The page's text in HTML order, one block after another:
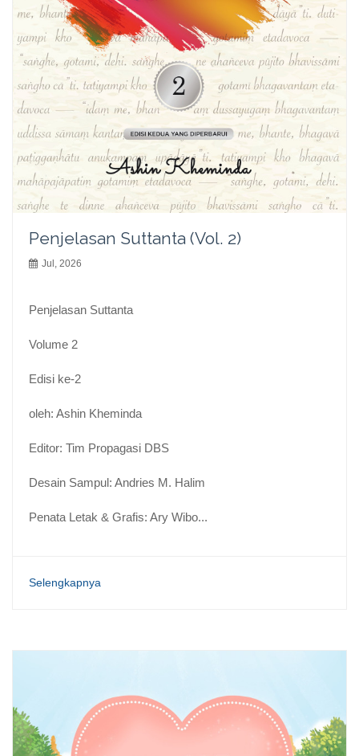
Penjelasan Suttanta (Vol. 2)
Jul, 2026
Penjelasan Suttanta
Volume 2
Edisi ke-2
oleh: Ashin Kheminda
Editor: Tim Propagasi DBS
Desain Sampul: Andries M. Halim
Penata Letak & Grafis: Ary Wibo...
Selengkapnya